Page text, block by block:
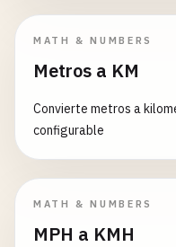
MATH & NUMBERS
Metros a KM
Convierte metros a
configurable
MATH & NUMBERS
MPH a KMH